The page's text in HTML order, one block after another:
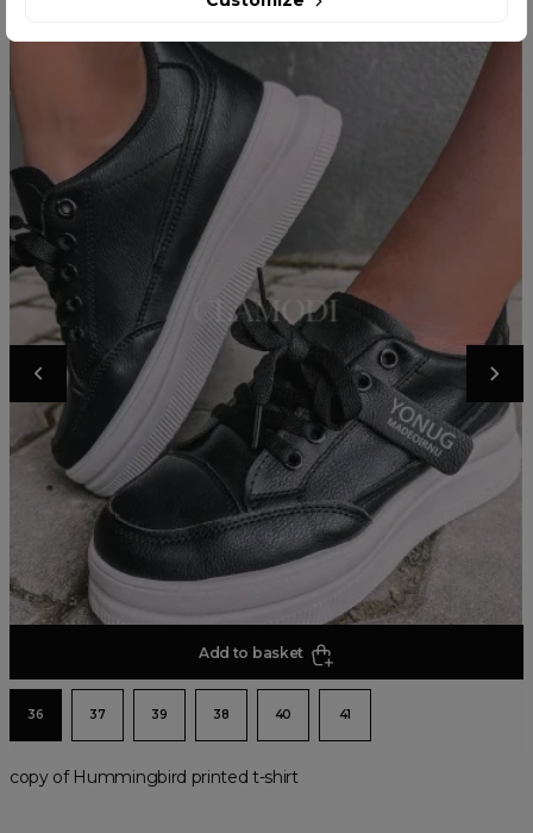
Add to basket
36 37 39 38 40 41
copy of Hummingbird printed t-shirt